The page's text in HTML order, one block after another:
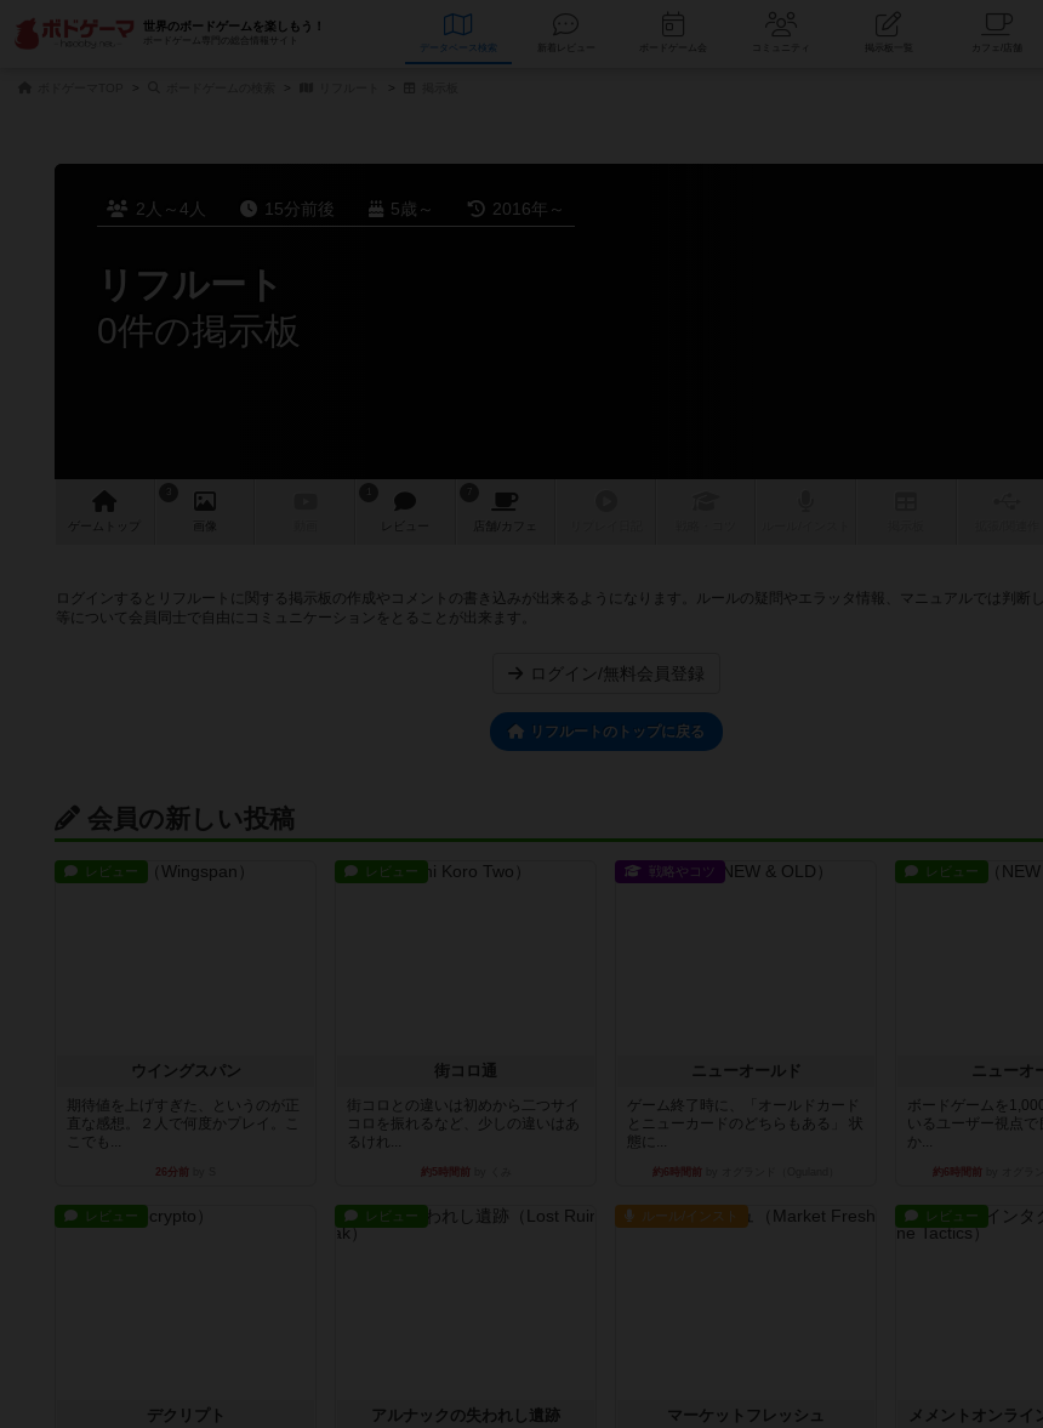
世界のボードゲームを楽しもう！
ボードゲーム専門の総合情報サイト
データベース コミュニティ
2人～4人 15分前後 5歳～ 2016年～
リフルート
0件の掲示板
ゲーム 画像 レビュー 店舗/ カフェ
ログインするとリフルートに関する掲示板の作成やコメントの書き込みが出来るようになります。ルールの疑問やエラッタ情報、マニュアルでは判断
等について会員同士で自由にコミュニケーションをとることが出来ます。
ログイン/無料会員登録
リフルートのトップに戻る
会員の新しい投稿
レビュー
ウイングスパン
期待値を上げすぎた、というのが正
直な感想。２人で何度かプレイ。こ
こでも...
26分前
レビュー
街コロ通
街コロとの違いは初めから二つサイ
コロを振れるなど、少しの違いはあ
るけれ...
約5時間前
戦略やコツ
ニューオールド
ゲーム終了時に、「オールドカード
とニューカードのどちらもある」 状
態に...
約6時間前
レビュー
ニューオ
ボードゲームを
いるユーザー視点で
か...
約6時間前
レビュー
デクリプト
レビュー
アルナックの失われし遺跡
ルール/インスト
マーケットフレッシュ
レビュー
メメントオンライ